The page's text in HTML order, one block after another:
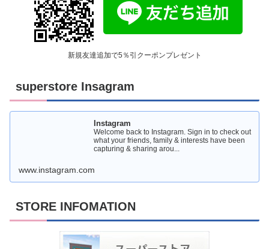
新規友達追加で5％引クーポンプレゼント
superstore Insagram
Instagram
Welcome back to Instagram. Sign in to check out
what your friends, family & interests have been
capturing & sharing arou...
www.instagram.com
STORE INFOMATION